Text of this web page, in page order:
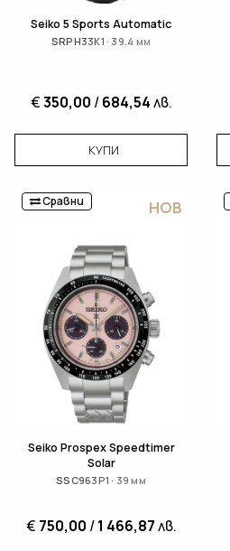
Seiko 5 Sports Automatic
SRPH33K1 · 39.4 мм
€350,00 /684,54лв.
КУПИ
Сравни НОВ
Seiko Prospex Speedtimer
Solar
SSC963P1 · 39 мм
€ 750,00 /1 466,87лв.